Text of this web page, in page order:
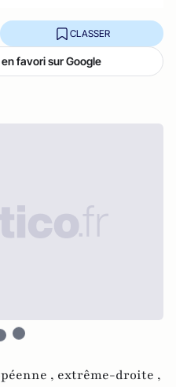
CLASSER
favori sur Google
, extrême-droite ,